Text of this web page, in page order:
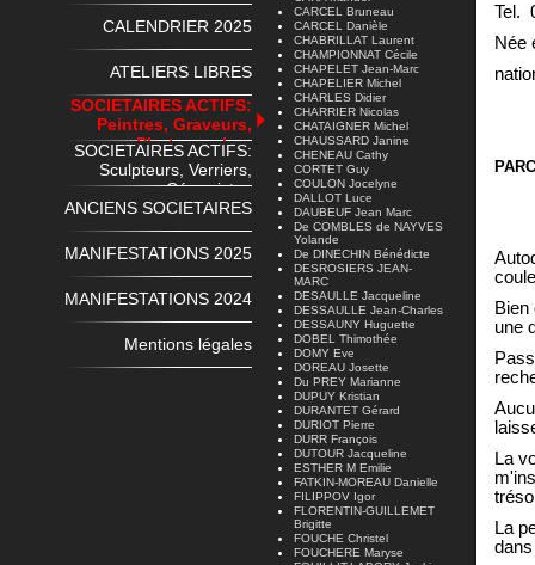
Tel.
Née
Bien
une
La
La
CARCEL Bruneau
CARCEL Danièle
CHABRILLAT Laurent
CHAMPIONNAT Cécile
CHAPELET Jean-Marc
CHAPELIER Michel
CHARLES Didier
CHARRIER Nicolas
CHATAIGNER Michel
CHAUSSARD Janine
CHENEAU Cathy
CORTET Guy
COULON Jocelyne
DALLOT Luce
DAUBEUF Jean Marc
De COMBLES de NAYVES
Yolande
De DINECHIN Bénédicte
DESROSIERS JEAN-
MARC
DESAULLE Jacqueline
DESSAULLE Jean-Charles
DESSAUNY Huguette
DOBEL Thimothée
DOMY Eve
DOREAU Josette
Du PREY Marianne
DUPUY Kristian
DURANTET Gérard
DURIOT Pierre
DURR François
DUTOUR Jacqueline
ESTHER M Emilie
FATKIN-MOREAU Danielle
FILIPPOV Igor
FLORENTIN-GUILLEMET
Brigitte
FOUCHE Christel
FOUCHERE Maryse
CALENDRIER 2025
ATELIERS LIBRES
SOCIETAIRES ACTIFS:
Peintres, Graveurs,
Photographes
SOCIETAIRES ACTIFS:
Sculpteurs, Verriers,
Céramistes
ANCIENS SOCIETAIRES
MANIFESTATIONS 2025
MANIFESTATIONS 2024
Mentions légales